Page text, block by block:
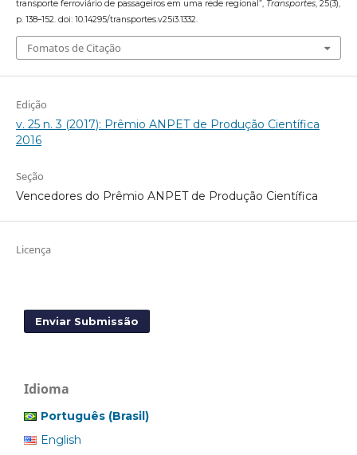
transporte ferroviário de passageiros em uma rede regional”, Transportes, 25(3),
p. 138–152. doi: 10.14295/transportes.v25i3.1332.
Fomatos de Citação
Edição
v. 25 n. 3 (2017): Prêmio ANPET de Produção Científica
2016
Seção
Vencedores do Prêmio ANPET de Produção Científica
Licença
Enviar Submissão
Idioma
Português (Brasil)
English